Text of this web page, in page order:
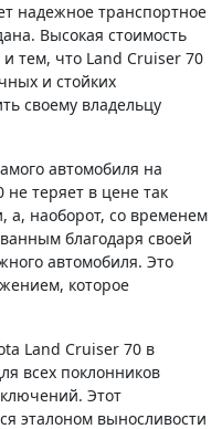
надежное транспортное
Высокая стоимость
тем, что Land Cruiser 70
и стойких
своему владельцу
автомобиля на
теряет в цене так
а, наоборот, со временем
благодаря своей
автомобиля. Это
которое
Land Cruiser 70 в
всех поклонников
Этот
эталоном выносливости